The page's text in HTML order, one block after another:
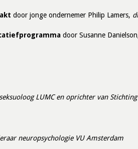
door jonge ondernemer Philip Lamers,
door Susanne
LUMC en oprichter van Stichting
neuropsychologie VU Amsterdam